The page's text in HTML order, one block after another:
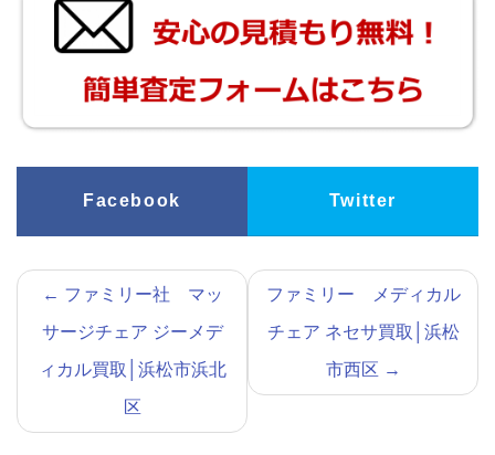
Facebook Twitter
← ファミリー社 マッ
サージチェア ジーメデ
ィカル買取│浜松市浜北
区
ファミリー メディカル
チェア ネセサ買取│浜松
市西区 →